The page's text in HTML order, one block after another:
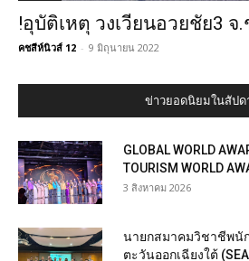
!อุบัติเหตุ วงเวียนอวยชัย3 จ
คชสีห์นิวส์ 12 - 9 มิถุนายน 2022
ข่าวยอดนิยมในสัปด
GLOBAL WORLD
TOURISM WORLD
3 สิงหาคม 2026
นายกสมาคมวิชาชีพนั
ตะวันออกเฉียงใต้